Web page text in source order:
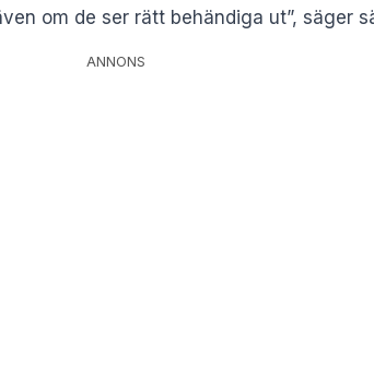
om de ser rätt behändiga ut”, säger
ANNONS